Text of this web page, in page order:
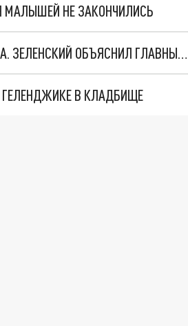
МАЛЫШЕЙ НЕ ЗАКОНЧИЛИСЬ
"МЫ ВАС ЗАСТАВИМ": ЖУТКИЕ ДЕТАЛИ ОХОТЫ НА ГЕНЕРАЛА. ЗЕЛЕНСКИЙ ОБЪЯСНИЛ ГЛАВНЫЙ СМЫСЛ ТЕРАКТА В ЦЕНТРЕ МОСКВЫ
В КЛАДБИЩЕ